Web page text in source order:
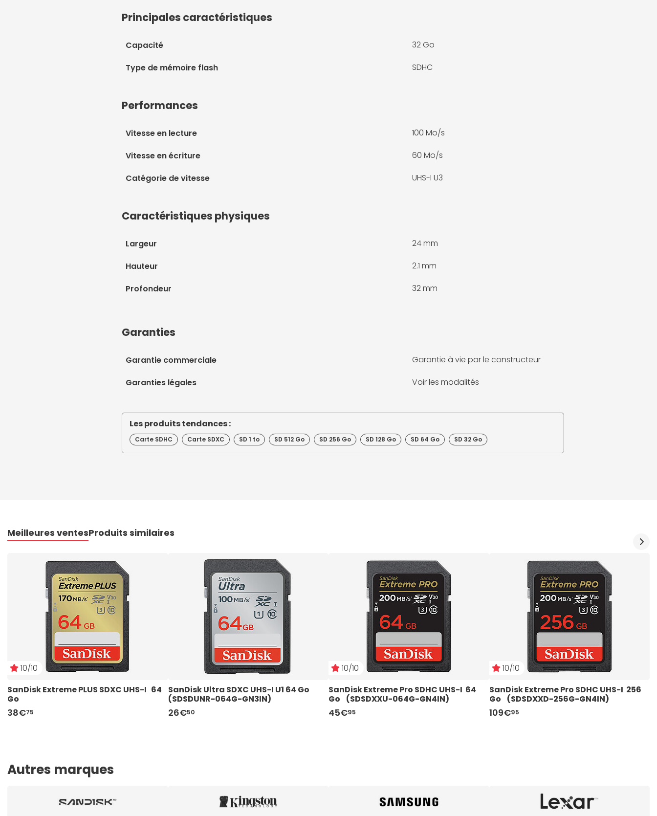
Principales caractéristiques
Capacité 32 Go
Type de mémoire flash SDHC
Performances
Vitesse en lecture 100 Mo/s
Vitesse en écriture 60 Mo/s
Catégorie de vitesse UHS-I U3
Caractéristiques physiques
Largeur 24 mm
Hauteur 2.1 mm
Profondeur 32 mm
Garanties
Garantie commerciale Garantie à vie par le constructeur
Garanties légales Voir les modalités
Les produits tendances :
Carte SDHC Carte SDXC SD 1 to SD 512 Go SD 256 Go SD 128 Go SD 64 Go SD 32 Go
Meilleures ventesProduits similaires
10/10
SanDisk Extreme PLUS SDXC UHS-I   64
Go
38€75
SanDisk Ultra SDXC UHS-I U1 64 Go
(SDSDUNR-064G-GN3IN)
26€50
10/10
SanDisk Extreme Pro SDHC UHS-I  64
Go    (SDSDXXU-064G-GN4IN)
45€95
10/10
SanDisk Extreme Pro SDHC UHS-I  256
Go    (SDSDXXD-256G-GN4IN)
109€95
Autres marques